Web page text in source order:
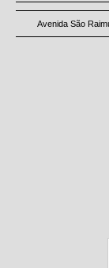
Avenida São